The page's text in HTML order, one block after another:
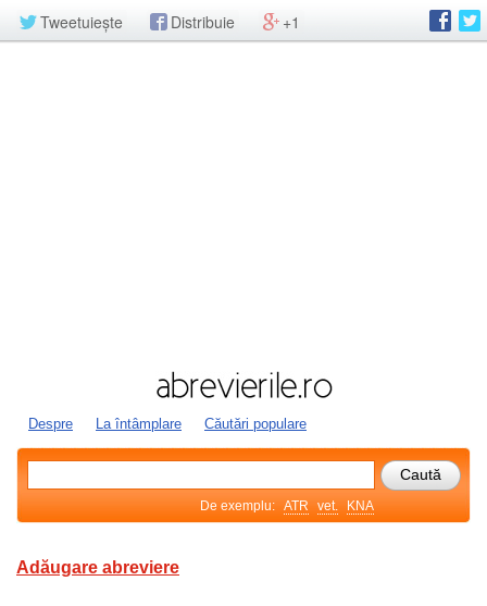
Tweetuiește Distribuie +1
Despre La întâmplare Căutări populare
De exemplu: ATR vet. KNA
Adăugare abreviere